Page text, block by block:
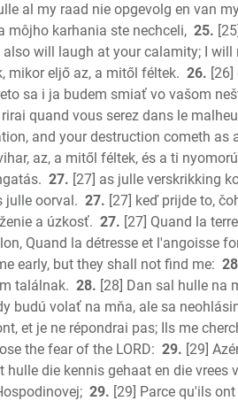
al my raad nie opgevolg en van
môjho karhania ste nechceli, 25.
also will laugh at your calamity; I will
mikor eljő az, a mitől féltek. 26.
sa i ja budem smiať vo vašom
quand vous serez dans le
and your destruction cometh as
az, a mitől féltek, és a ti
27. [27] as julle verskrikking
julle oorval. 27. [27] keď prijde to,
a úzkosť. 27. [27] Quand la
Quand la détresse et l'angoisse
early, but they shall not find me:
találnak. 28. [28] Dan sal hulle na
budú volať na mňa, ale sa
et je ne répondrai pas; Ils me
the fear of the LORD: 29. [29]
hulle die kennis gehaat en die vrees
29. [29] Parce qu'ils